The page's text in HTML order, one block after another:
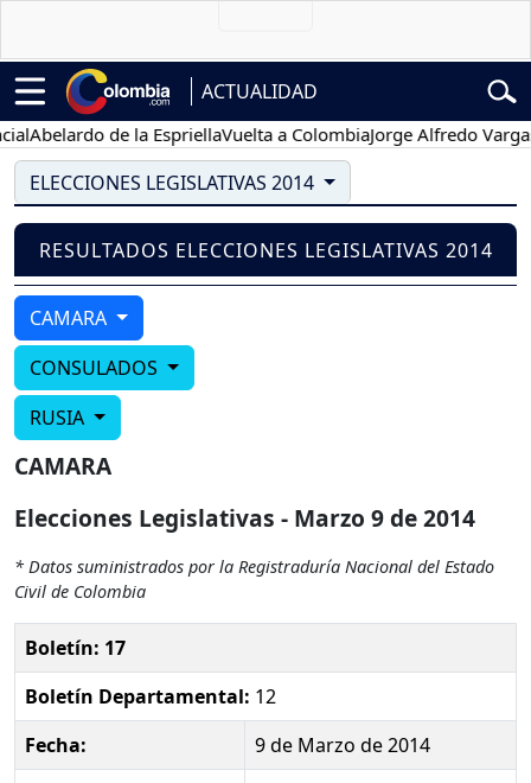
ACTUALIDAD
Abelardo de la EspriellaVuelta a ColombiaJorge Alfredo Vargas
ELECCIONES LEGISLATIVAS 2014
RESULTADOS ELECCIONES LEGISLATIVAS 2014
CAMARA
CONSULADOS
RUSIA
CAMARA
Elecciones Legislativas - Marzo 9 de 2014
* Datos suministrados por la Registraduría Nacional del Estado
Civil de Colombia
Boletín: 17
Boletín Departamental: 12
Fecha:
9 de Marzo de 2014